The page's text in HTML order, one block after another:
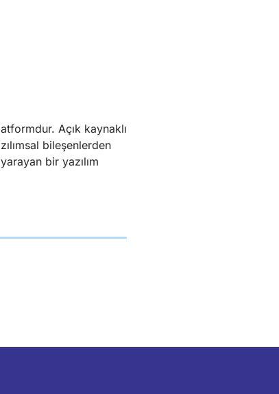
Açık kaynaklı
bileşenlerden
bir yazılım